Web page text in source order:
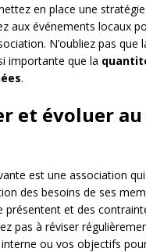
en place une
aux événements locaux
N’oubliez pas que
importante que la
.
et évoluer
est une association qui
des besoins de ses
présentent et des
pas à réviser
ou vos objectifs